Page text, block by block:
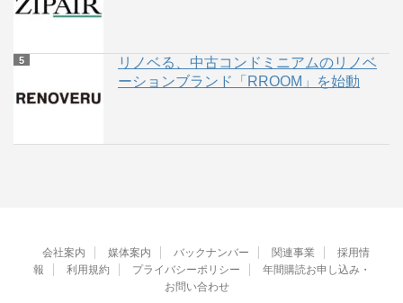
リノベる、中古コンドミニアムのリノベ
ーションブランド「RROOM」を始動
会社案内 媒体案内 バックナンバー 関連事業
採用情
報
利用規約 プライバシーポリシー
年間購読お申し込み・
お問い合わせ